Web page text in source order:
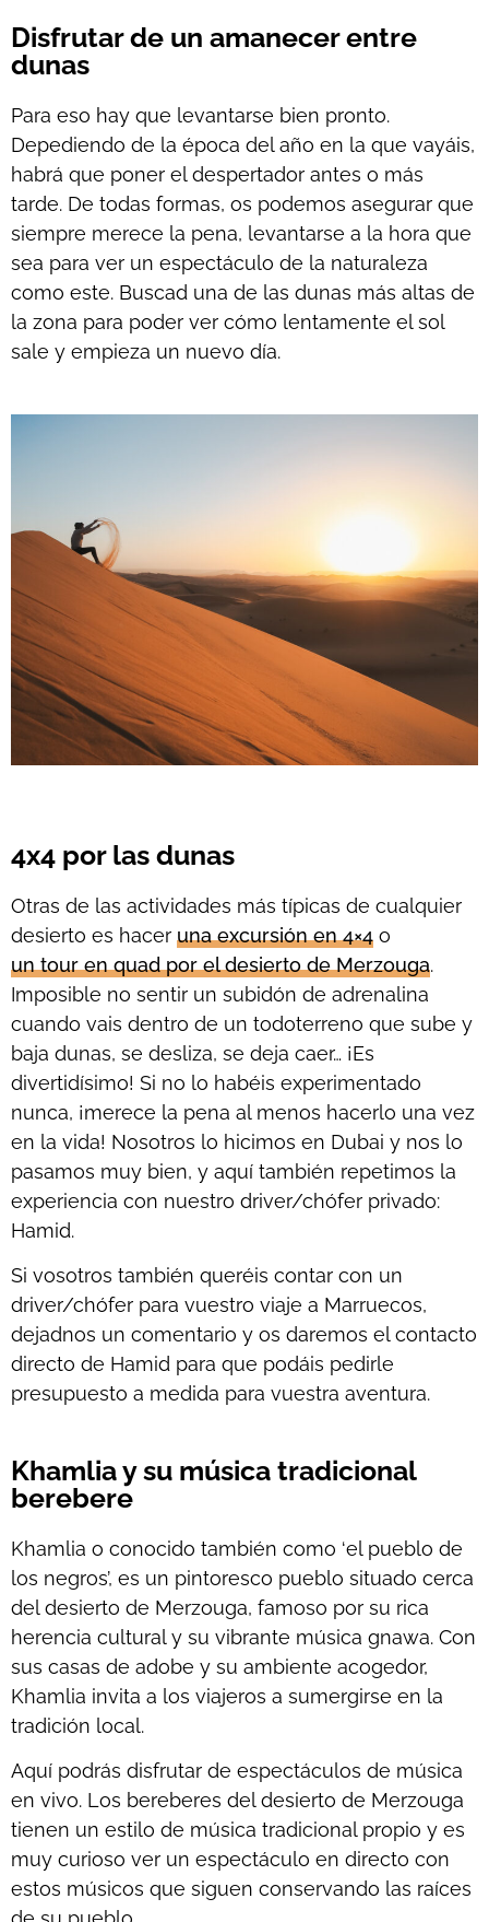
Disfrutar de un amanecer entre
dunas
Para eso hay que levantarse bien pronto.
Depediendo de la época del año en la que vayáis,
habrá que poner el despertador antes o más
tarde. De todas formas, os podemos asegurar que
siempre merece la pena, levantarse a la hora que
sea para ver un espectáculo de la naturaleza
como este. Buscad una de las dunas más altas de
la zona para poder ver cómo lentamente el sol
sale y empieza un nuevo día.
4x4 por las dunas
Otras de las actividades más típicas de cualquier
desierto es hacer una excursión en 4×4 o
un tour en quad por el desierto de Merzouga.
Imposible no sentir un subidón de adrenalina
cuando vais dentro de un todoterreno que sube y
baja dunas, se desliza, se deja caer… ¡Es
divertidísimo! Si no lo habéis experimentado
nunca, ¡merece la pena al menos hacerlo una vez
en la vida! Nosotros lo hicimos en Dubai y nos lo
pasamos muy bien, y aquí también repetimos la
experiencia con nuestro driver/chófer privado:
Hamid.
Si vosotros también queréis contar con un
driver/chófer para vuestro viaje a Marruecos,
dejadnos un comentario y os daremos el contacto
directo de Hamid para que podáis pedirle
presupuesto a medida para vuestra aventura.
Khamlia y su música tradicional
berebere
Khamlia o conocido también como ‘el pueblo de
los negros’, es un pintoresco pueblo situado cerca
del desierto de Merzouga, famoso por su rica
herencia cultural y su vibrante música gnawa. Con
sus casas de adobe y su ambiente acogedor,
Khamlia invita a los viajeros a sumergirse en la
tradición local.
Aquí podrás disfrutar de espectáculos de música
en vivo. Los bereberes del desierto de Merzouga
tienen un estilo de música tradicional propio y es
muy curioso ver un espectáculo en directo con
estos músicos que siguen conservando las raíces